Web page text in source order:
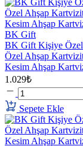
BK Gift
BK Gift Kişiye
Özel Ahşap
Kesim Ahşap
1.029₺
Sepete Ekle